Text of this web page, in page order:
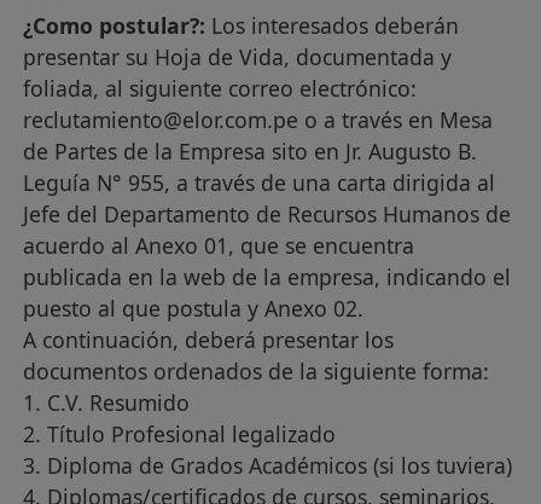
¿Como postular?: Los interesados deberán
presentar su Hoja de Vida, documentada y
foliada, al siguiente correo electrónico:
reclutamiento@elor.com.pe o a través en Mesa
de Partes de la Empresa sito en Jr. Augusto B.
Leguía N° 955, a través de una carta dirigida al
Jefe del Departamento de Recursos Humanos de
acuerdo al Anexo 01, que se encuentra
publicada en la web de la empresa, indicando el
puesto al que postula y Anexo 02.
A continuación, deberá presentar los
documentos ordenados de la siguiente forma:
1. C.V. Resumido
2. Título Profesional legalizado
3. Diploma de Grados Académicos (si los tuviera)
4. Diplomas/certificados de cursos, seminarios,